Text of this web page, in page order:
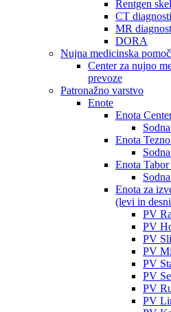
Rentgen
CT
MR
DORA
Nujna medicinska pomoč
Center za nujno
prevoze
Patronažno varstvo
Enote
Enota
Enota
Enota
Enota za
(levi in
PV
PV
PV
PV
PV
PV
PV
PV